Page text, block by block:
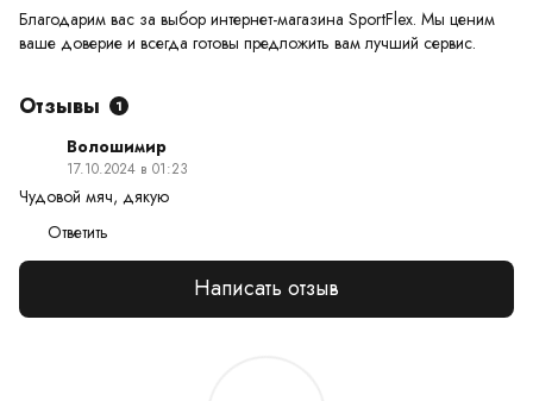
Благодарим вас за выбор интернет-магазина SportFlex. Мы ценим
ваше доверие и всегда готовы предложить вам лучший сервис.
Отзывы 1
Волошимир
17.10.2024 в 01:23
Чудовой мяч, дякую
Ответить
Написать отзыв